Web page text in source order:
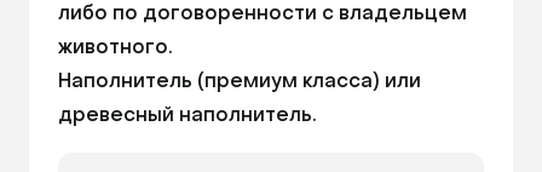
Игровое пространство для питомца
Питьевая вода
либо по договоренности с владельцем
животного.
Наполнитель (премиум класса) или
древесный наполнитель.